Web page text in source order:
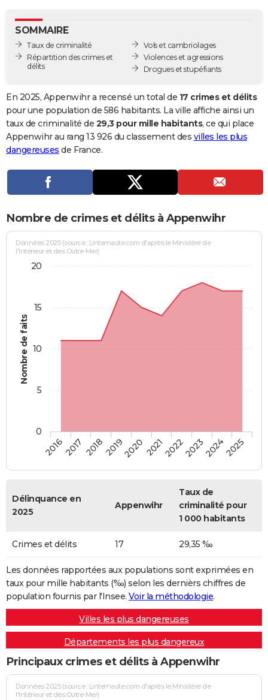
GUIDES D'ACHAT
BONS PLANS
Carte de Noël
Carte Bonne année
Carte Saint-Valentin
Carte Pâques
Carte d'anniversaire
DICTIONNAIRE
Dictionnaire
Biographies
Citations
Expressions
Proverbes
PROGRAMME TV
Se connecter
Entreprises
Service militaire
Avis de recherche
AVIS DE DÉCÈS
Bricolage
Lifestyle
Culture
Sport
Auto
Television
Voyage
Cinema
SOMMAIRE
Taux de criminalité
Répartition des crimes et
délits
Vols et cambriolages
Violences et agressions
Drogues et stupéfiants
En 2025, Appenwihr a recensé un total de 17 crimes et délits
pour une population de 586 habitants. La ville affiche ainsi un
taux de criminalité de 29,3 pour mille habitants, ce qui place
Appenwihr au rang 13 926 du classement des villes les plus
dangereuses de France.
Nombre de crimes et délits à Appenwihr
Nombre de faits
Données 2025 (source : Linternaute.com d'après le Ministère de
l'Intérieur et des Outre-Mer)
20162017 20182019202020212022202320242025
0
5
10
15
20
Délinquance en
2025
Appenwihr
Taux de
criminalité pour
1 000 habitants
Crimes et délits 17 29,35 ‰
Les données rapportées aux populations sont exprimées en
taux pour mille habitants (‰) selon les dernièrs chiffres de
population fournis par l'Insee. Voir la méthodologie.
Villes les plus dangereuses
Départements les plus dangereux
Principaux crimes et délits à Appenwihr
Données 2025 (source : Linternaute.com d'après le Ministère de
l'Intérieur et des Outre-Mer)